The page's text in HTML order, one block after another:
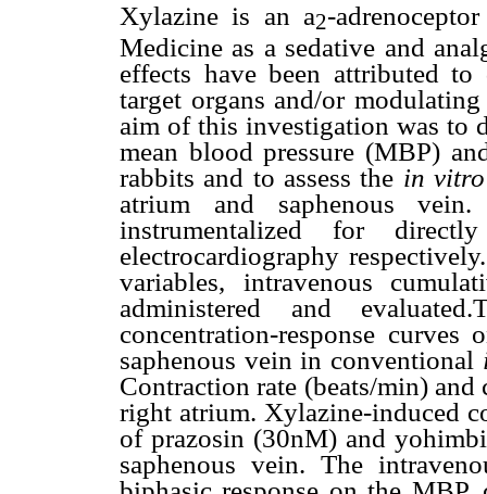
Xylazine is an a2-
Medicine as a sedative and
effects have been attributed
target organs and/or
aim of this investigation was to
mean blood pressure (MBP)
rabbits and to assess the in vitro
atrium and saphenous
instrumentalized for directly
electrocardiography
variables, intravenous
administered and
concentration-response curves
saphenous vein in conventional
Contraction rate (beats/min)
right atrium. Xylazine-induced
of prazosin (30nM) and
saphenous vein. The